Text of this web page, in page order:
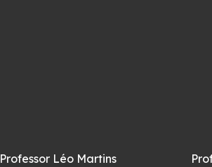
Professor Léo Martins